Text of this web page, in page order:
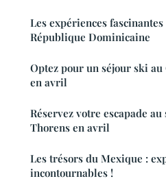
Les expériences
République Dominicaine
Optez pour un séjour ski
en avril
Réservez votre escapade
Thorens en avril
Les trésors du Mexique :
incontournables !